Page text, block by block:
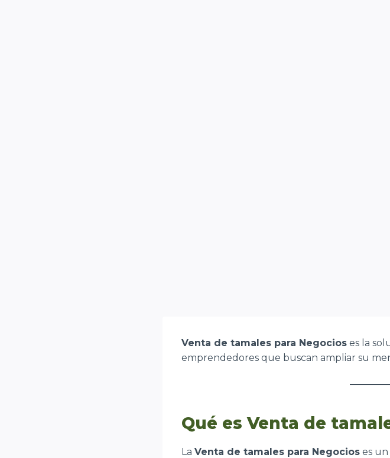
Venta de tamales para Negocios es la
emprendedores que buscan ampliar su
Qué es Venta de
La Venta de tamales para Negocios es un